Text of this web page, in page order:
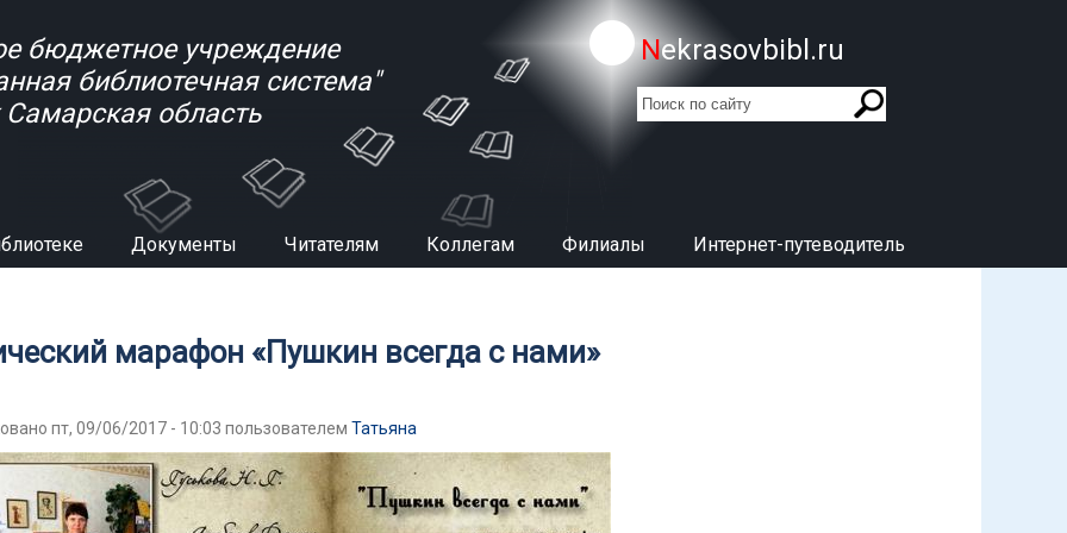
бюджетное учреждение
библиотечная система"
Самарская область
Nekrasovbibl.ru
Форма поиска
поиск
Документы Читателям Коллегам Филиалы Интернет-путеводитель
марафон «Пушкин всегда с нами»
пт, 09/06/2017 - 10:03 пользователем Татьяна